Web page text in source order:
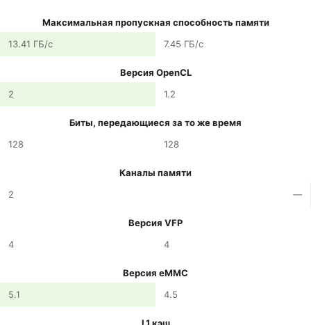
Максимальная пропускная способность памяти
13.41 ГБ/с
7.45 ГБ/с
Версия OpenCL
2
1.2
Биты, передающиеся за то же время
128
128
Каналы памяти
2
—
Версия VFP
4
4
Версия eMMC
5.1
4.5